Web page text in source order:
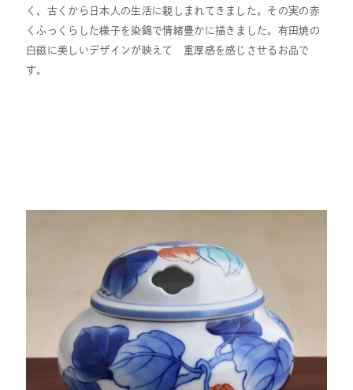
く、古くから日本人の生活に親しまれてきました。その実の赤
くふっくらした様子を染錦で情緒豊かに描きました。有田焼の
白磁に美しいデザインが映えて 重厚感を感じさせるお品で
す。